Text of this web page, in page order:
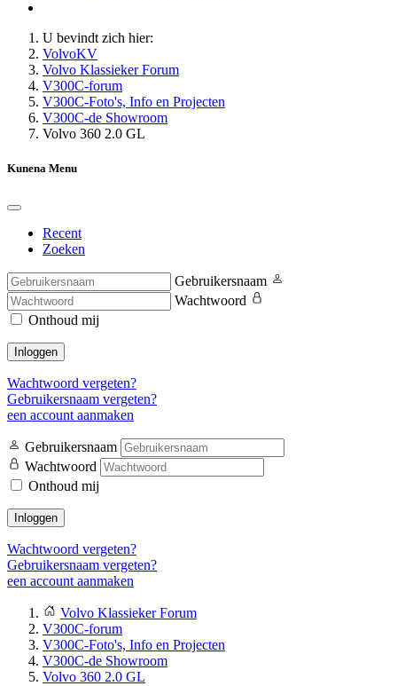
U bevindt zich hier:
VolvoKV
Volvo Klassieker Forum
V300C-forum
V300C-Foto's, Info en Projecten
V300C-de Showroom
Volvo 360 2.0 GL
Kunena Menu
Recent
Zoeken
Gebruikersnaam
Wachtwoord
Onthoud mij
Inloggen
Wachtwoord vergeten?
Gebruikersnaam vergeten?
een account aanmaken
Gebruikersnaam
Wachtwoord
Onthoud mij
Inloggen
Wachtwoord vergeten?
Gebruikersnaam vergeten?
een account aanmaken
Volvo Klassieker Forum
V300C-forum
V300C-Foto's, Info en Projecten
V300C-de Showroom
Volvo 360 2.0 GL